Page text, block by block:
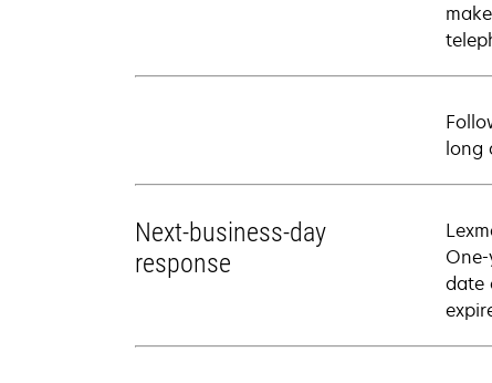
long
Next-business-day
response
date